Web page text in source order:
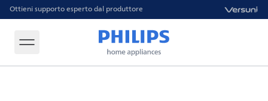
Ottieni supporto esperto dal produttore